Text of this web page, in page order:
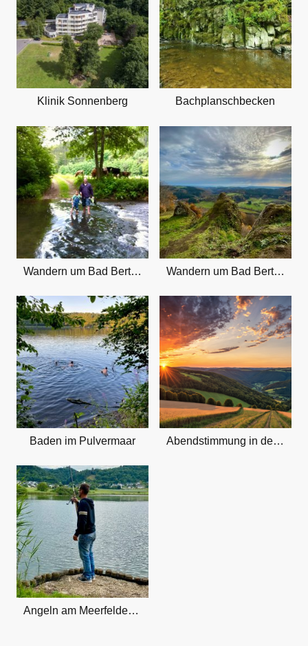
Klinik Sonnenberg Bachplanschbecken
Wandern um Bad Bertrich Wandern um Bad Bertrich
Baden im Pulvermaar Abendstimmung in der Eifel
Angeln am Meerfelder Maar